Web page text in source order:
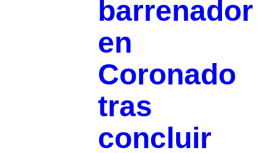
barrenador
en
Coronado
tras
concluir